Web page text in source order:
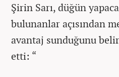
Şirin Sarı, düğün
bulunanlar açısından
avantaj sunduğunu
etti: “